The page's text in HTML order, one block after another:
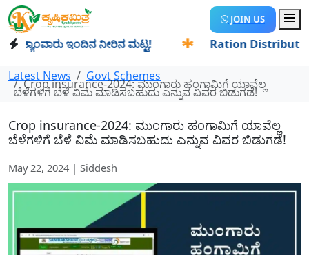
JOIN US
ಇಂದಿನ ನೀರಿನ ಮಟ್ಟ! Ration Distribution-
Latest News Govt Schemes
Crop insurance-2024: ಮುಂಗಾರು ಹಂಗಾಮಿಗೆ ಯಾವೆಲ್ಲ
ಬೆಳೆಗಳಿಗೆ ಬೆಳೆ ವಿಮೆ ಮಾಡಿಸಬಹುದು ಎನ್ನುವ ವಿವರ ಬಿಡುಗಡೆ!
Crop insurance-2024: ಮುಂಗಾರು ಹಂಗಾಮಿಗೆ ಯಾವೆಲ್ಲ
ಬೆಳೆಗಳಿಗೆ ಬೆಳೆ ವಿಮೆ ಮಾಡಿಸಬಹುದು ಎನ್ನುವ ವಿವರ ಬಿಡುಗಡೆ!
May 22, 2024 | Siddesh